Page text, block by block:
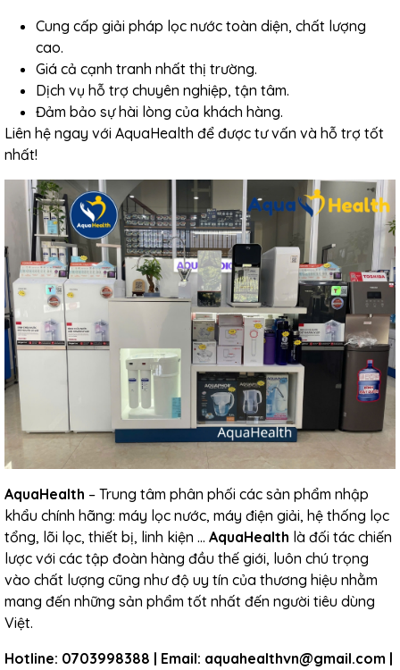
Cung cấp giải pháp lọc nước toàn diện, chất lượng
cao.
Giá cả cạnh tranh nhất thị trường.
Dịch vụ hỗ trợ chuyên nghiệp, tận tâm.
Đảm bảo sự hài lòng của khách hàng.
Liên hệ ngay với AquaHealth để được tư vấn và hỗ trợ tốt
nhất!
AquaHealth – Trung tâm phân phối các sản phẩm nhập
khẩu chính hãng: máy lọc nước, máy điện giải, hệ thống lọc
tổng, lõi lọc, thiết bị, linh kiện … AquaHealth là đối tác chiến
lược với các tập đoàn hàng đầu thế giới, luôn chú trọng
vào chất lượng cũng như độ uy tín của thương hiệu nhằm
mang đến những sản phẩm tốt nhất đến người tiêu dùng
Việt.
Hotline: 0703998388 | Email: aquahealthvn@gmail.com |